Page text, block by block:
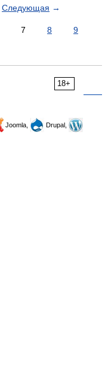
Следующая →
7 8
9
18+
Joomla,
Drupal,